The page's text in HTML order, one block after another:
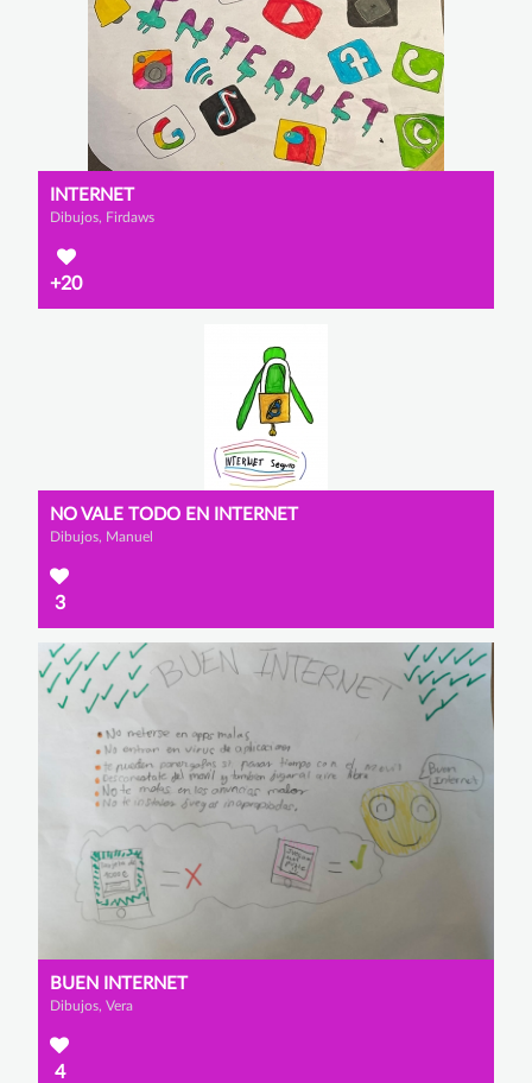
INTERNET
Dibujos, Firdaws
+20
NO VALE TODO EN INTERNET
Dibujos, Manuel
3
BUEN INTERNET
Dibujos, Vera
4